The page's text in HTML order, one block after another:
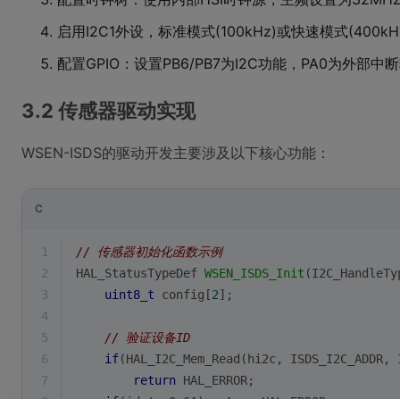
启用I2C1外设，标准模式(100kHz)或快速模式
配置GPIO：设置PB6/PB7为I2C功能，PA0为外部中
3.2 传感器驱动实现
WSEN-ISDS的驱动开发主要涉及以下核心功能：
C
1
// 传感器初始化函数示例
2
HAL_StatusTypeDef WSEN_ISDS_Init
3
uint8_t config[2];
4
5
// 验证设备ID
6
if(HAL_I2C_Mem_Read(hi2c, ISDS_I2C_ADDR,
7
return HAL_ERROR;